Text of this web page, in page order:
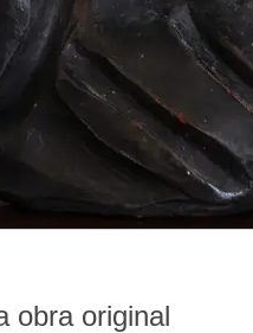
obra original